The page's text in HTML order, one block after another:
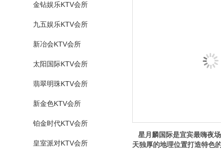
金钻娱乐KTV会所
九五娱乐KTV会所
新冶会KTV会所
太阳国际KTV会所
翡翠明珠KTV会所
新金色KTV会所
铂金时代KTV会所
皇室派对KTV会所
星月麟国际是宜宾最嗨夜
天独厚的地理位置打造特色